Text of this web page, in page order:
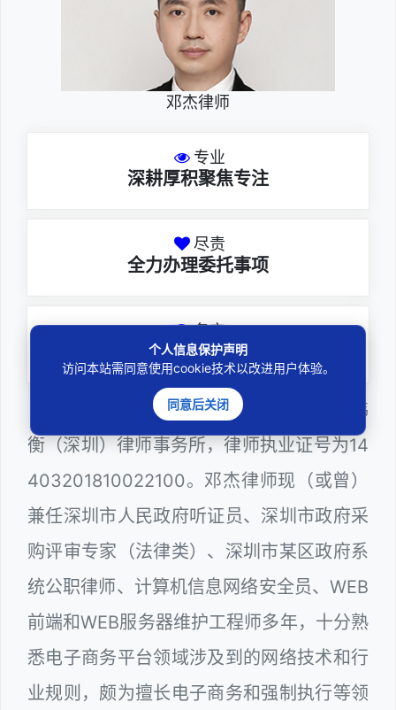
邓杰律师
专业
深耕厚积聚焦专注
尽责
全力办理委托事项
务实
扎实维护合法权益
邓杰律师，法律硕士，执业于北京市炜
衡（深圳）律师事务所，律师执业证号为14
403201810022100。邓杰律师现（或曾）
兼任深圳市人民政府听证员、深圳市政府采
购评审专家（法律类）、深圳市某区政府系
统公职律师、计算机信息网络安全员、WEB
前端和WEB服务器维护工程师多年，十分熟
悉电子商务平台领域涉及到的网络技术和行
业规则，颇为擅长电子商务和强制执行等领
个人信息保护声明
访问本站需同意使用cookie技术以改进用户体验。
同意后关闭